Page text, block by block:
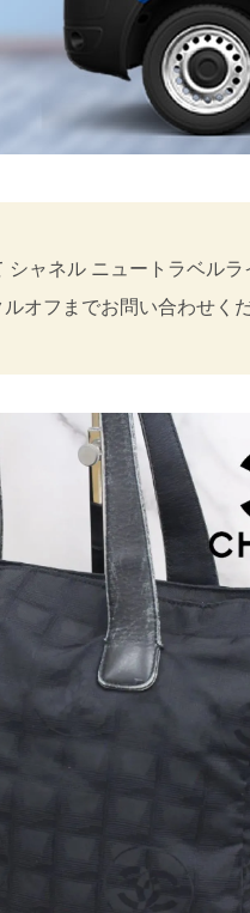
シャネル ニュートラベル
オフまでお問い合わせくだ